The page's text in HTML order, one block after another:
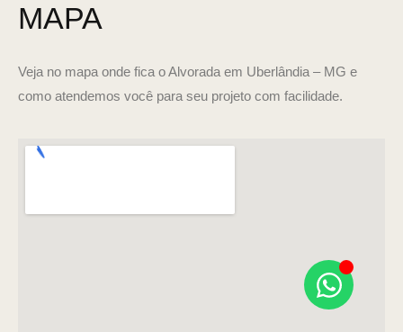
MAPA
Veja no mapa onde fica o Alvorada em Uberlândia – MG e
como atendemos você para seu projeto com facilidade.